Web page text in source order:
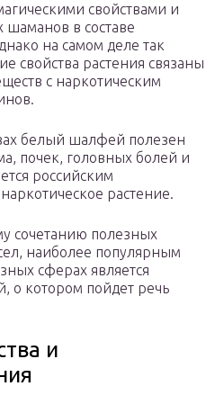
свойствами и
шаманов в составе
на самом деле так
свойства растения связаны
с наркотическим
белый шалфей полезен
почек, головных болей и
российским
растение.
сочетанию полезных
наиболее популярным
сферах является
о котором пойдет речь
и